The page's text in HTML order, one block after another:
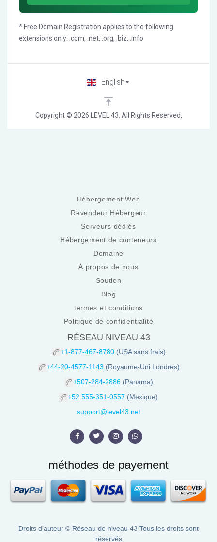
Hébergement Web
Revendeur Hébergeur
Serveurs dédiés
Hébergement de conteneurs
Domaine
À propos de nous
Soutien
Blog
termes et conditions
Politique de confidentialité
RÉSEAU NIVEAU 43
+1-877-467-8780 (USA sans frais)
+44-20-4577-1143 (Royaume-Uni Londres)
+507-284-2886 (Panama)
+52 555-351-0557 (Mexique)
support@level43.net
méthodes de payement
Droits d'auteur © Réseau de niveau 43 Tous les droits sont
réservés